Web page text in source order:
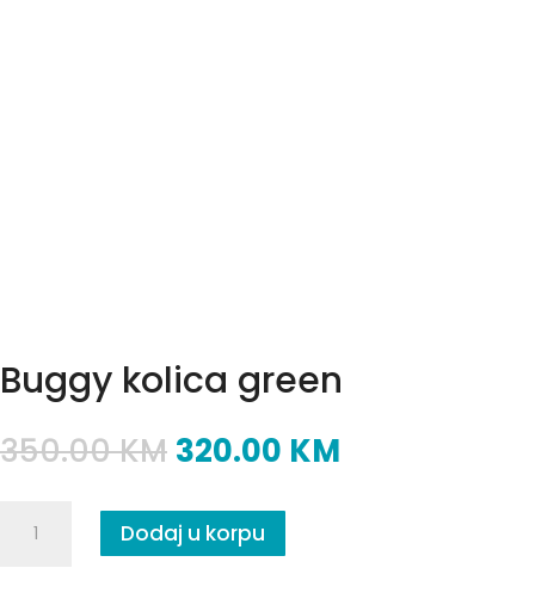
Buggy kolica green
350.00KM 320.00 KM
kolica
Dodaj u korpu